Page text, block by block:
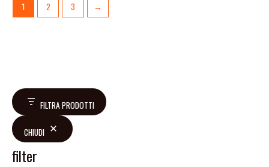
FILTRA PRODOTTI
CHIUDI
filter
1 2 3 →